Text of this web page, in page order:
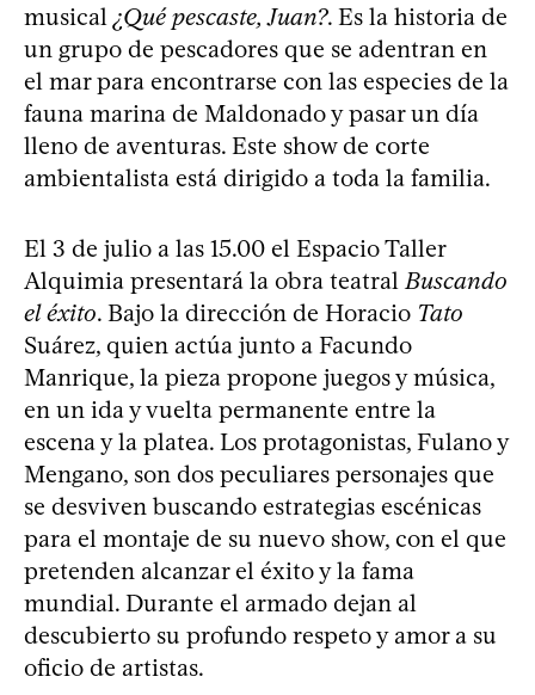
musical ¿Qué pescaste, Juan?. Es la historia de
un grupo de pescadores que se adentran en
el mar para encontrarse con las especies de la
fauna marina de Maldonado y pasar un día
lleno de aventuras. Este show de corte
ambientalista está dirigido a toda la familia.
El 3 de julio a las 15.00 el Espacio Taller
Alquimia presentará la obra teatral Buscando
el éxito. Bajo la dirección de Horacio Tato
Suárez, quien actúa junto a Facundo
Manrique, la pieza propone juegos y música,
en un ida y vuelta permanente entre la
escena y la platea. Los protagonistas, Fulano y
Mengano, son dos peculiares personajes que
se desviven buscando estrategias escénicas
para el montaje de su nuevo show, con el que
pretenden alcanzar el éxito y la fama
mundial. Durante el armado dejan al
descubierto su profundo respeto y amor a su
oficio de artistas.